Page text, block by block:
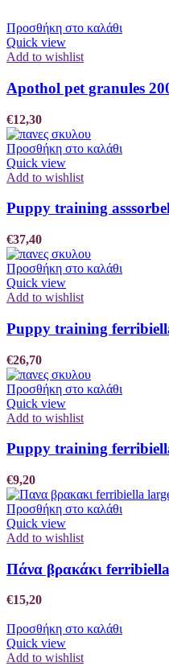
Προσθήκη στο καλάθι
Quick view
Add to wishlist
Apothol pet granules
€12,30
Προσθήκη στο καλάθι
Quick view
Add to wishlist
Puppy training
€37,40
Προσθήκη στο καλάθι
Quick view
Add to wishlist
Puppy training
€26,70
Προσθήκη στο καλάθι
Quick view
Add to wishlist
Puppy training
€9,20
Προσθήκη στο καλάθι
Quick view
Add to wishlist
Πάνα βρακάκι
€15,20
Προσθήκη στο καλάθι
Quick view
Add to wishlist